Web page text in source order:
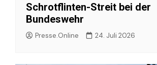
Schrotflinten-Streit bei der
Bundeswehr
Presse.Online 24. Juli 2026